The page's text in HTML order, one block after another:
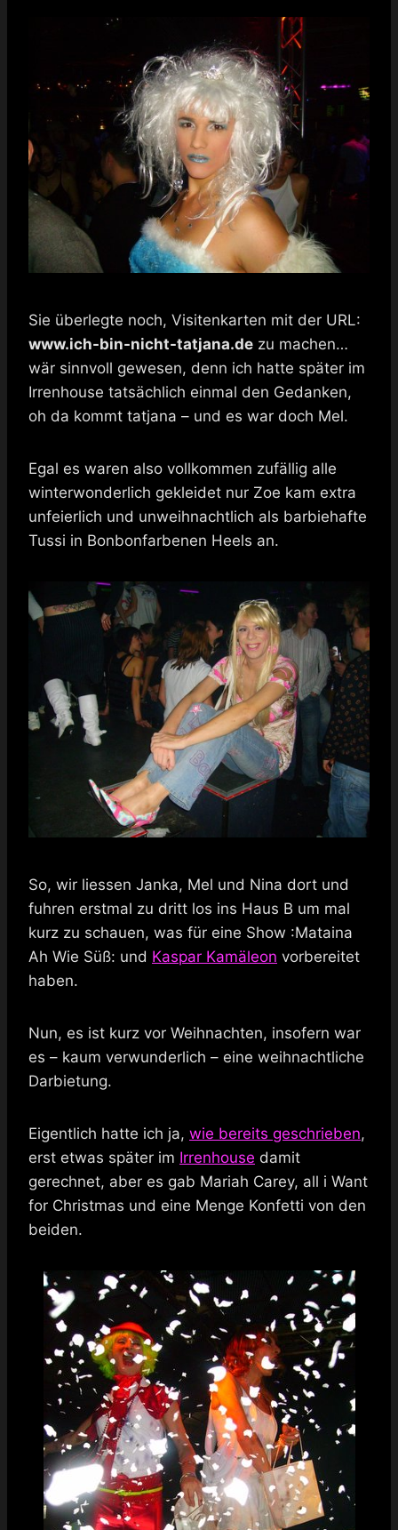
Sie überlegte noch, Visitenkarten mit der URL:
www.ich-bin-nicht-tatjana.de zu machen…
wär sinnvoll gewesen, denn ich hatte später im
Irrenhouse tatsächlich einmal den Gedanken,
oh da kommt tatjana – und es war doch Mel.
Egal es waren also vollkommen zufällig alle
winterwonderlich gekleidet nur Zoe kam extra
unfeierlich und unweihnachtlich als barbiehafte
Tussi in Bonbonfarbenen Heels an.
So, wir liessen Janka, Mel und Nina dort und
fuhren erstmal zu dritt los ins Haus B um mal
kurz zu schauen, was für eine Show :Mataina
Ah Wie Süß: und Kaspar Kamäleon vorbereitet
haben.
Nun, es ist kurz vor Weihnachten, insofern war
es – kaum verwunderlich – eine weihnachtliche
Darbietung.
Eigentlich hatte ich ja, wie bereits geschrieben,
erst etwas später im Irrenhouse damit
gerechnet, aber es gab Mariah Carey, all i Want
for Christmas und eine Menge Konfetti von den
beiden.